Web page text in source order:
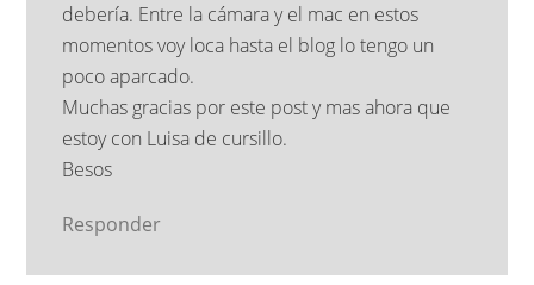
debería. Entre la cámara y el mac en estos
momentos voy loca hasta el blog lo tengo un
poco aparcado.
Muchas gracias por este post y mas ahora que
estoy con Luisa de cursillo.
Besos
Responder